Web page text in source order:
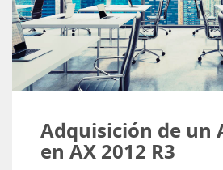
Adquisición de un
en AX 2012 R3